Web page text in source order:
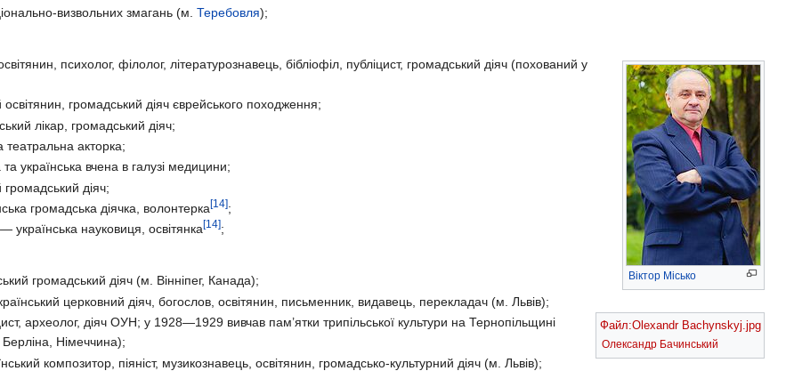
визвольних змагань (м. Теребовля);
Віктор Місько
психолог, філолог, літературознавець, бібліофіл, публіцист, громадський діяч (похований у
громадський діяч єврейського походження;
лікар, громадський діяч;
театральна акторка;
українська вчена в галузі медицини;
діяч;
громадська діячка, волонтерка[14];
— українська науковиця, освітянка[14];
Файл:Olexandr Bachynskyj.jpg
Олександр Бачинський
громадський діяч (м. Вінніпег, Канада);
церковний діяч, богослов, освітянин, письменник, видавець, перекладач (м. Львів);
археолог, діяч ОУН; у 1928—1929 вивчав пам’ятки трипільської культури на Тернопільщині
Німеччина);
композитор, піяніст, музикознавець, освітянин, громадсько-культурний діяч (м. Львів);